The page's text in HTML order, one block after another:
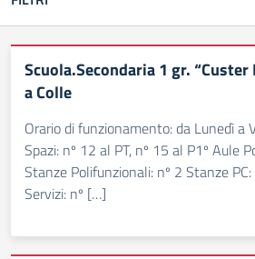
Scuola.Secondaria 1 gr.
a Colle
Orario di funzionamento: da Lunedì a
Spazi: nº 12 al PT, nº 15 al P1º Aule
Stanze Polifunzionali: nº 2 Stanze
Servizi: nº […]